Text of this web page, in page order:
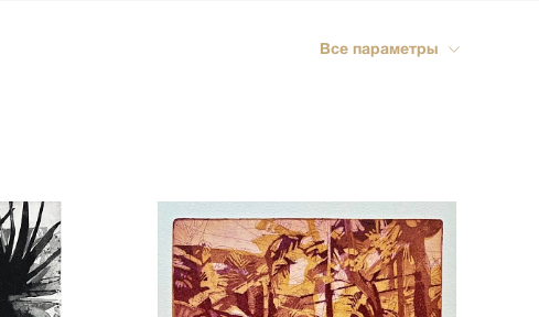
Символизм
Авангард
Стрит-арт
Все параметры